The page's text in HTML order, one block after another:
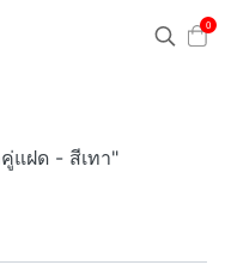
0
แฝด - สีเทา"